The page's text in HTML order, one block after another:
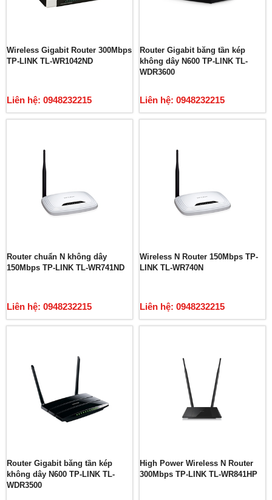
Wireless Gigabit Router 300Mbps
TP-LINK TL-WR1042ND
Liên hệ: 0948232215
Router Gigabit băng tần kép
không dây N600 TP-LINK TL-
WDR3600
Liên hệ: 0948232215
Router chuẩn N không dây
150Mbps TP-LINK TL-WR741ND
Liên hệ: 0948232215
Wireless N Router 150Mbps TP-
LINK TL-WR740N
Liên hệ: 0948232215
Router Gigabit băng tần kép
không dây N600 TP-LINK TL-
WDR3500
High Power Wireless N Router
300Mbps TP-LINK TL-WR841HP